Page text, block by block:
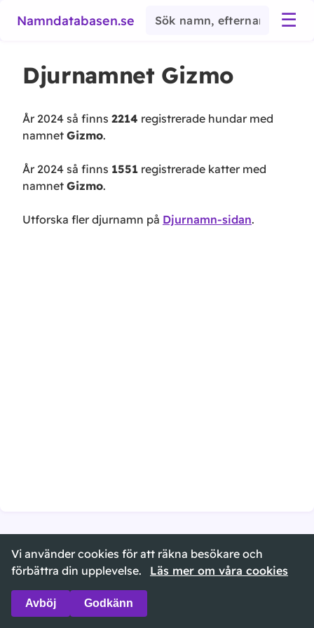
Namndatabasen.se ☰
Djurnamnet Gizmo
År 2024 så finns 2214 registrerade hundar med
namnet Gizmo.
År 2024 så finns 1551 registrerade katter med
namnet Gizmo.
Utforska fler djurnamn på Djurnamn-sidan.
2026 namndatabasen.se · ·Cookies
Vi använder cookies för att räkna besökare och
förbättra din upplevelse.
Läs mer om våra cookies
Avböj Godkänn